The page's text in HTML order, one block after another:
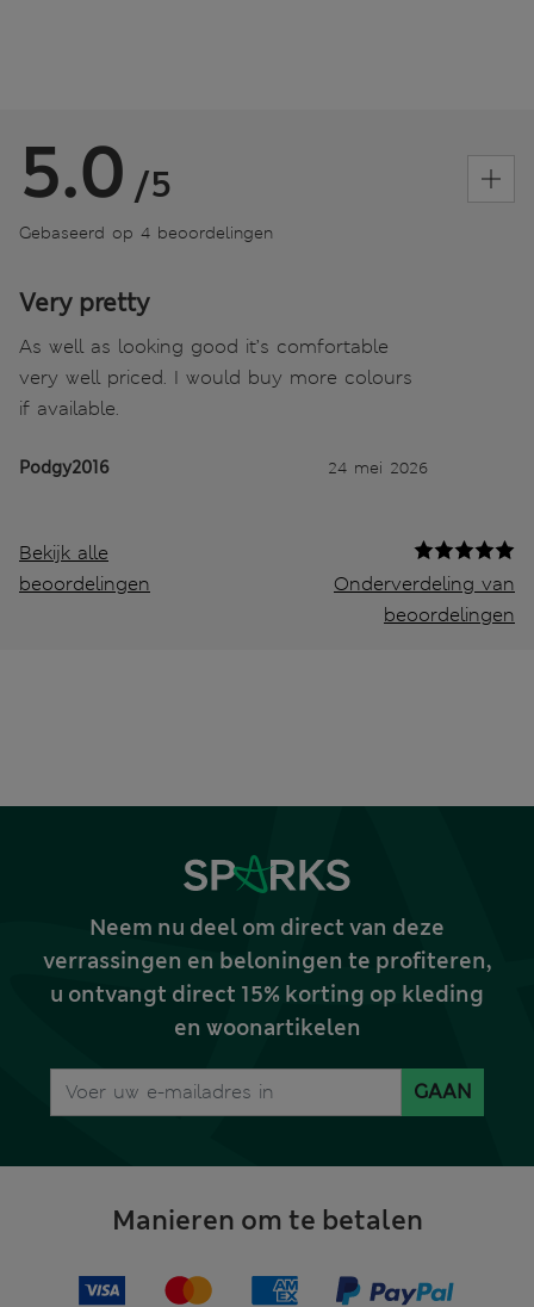
5.0 /5
Gebaseerd op 4 beoordelingen
Very pretty
As well as looking good it’s comfortable
very well priced. I would buy more colours
if available.
Podgy2016 24 mei 2026
Bekijk alle
beoordelingen
Onderverdeling van
beoordelingen
Neem nu deel om direct van deze
verrassingen en beloningen te profiteren,
u ontvangt direct 15% korting op kleding
en woonartikelen
GAAN
Manieren om te betalen